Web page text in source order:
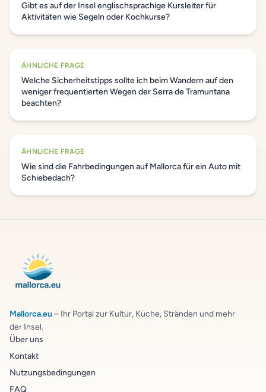
Gibt es auf der Insel englischsprachige Kursleiter für
Aktivitäten wie Segeln oder Kochkurse?
ÄHNLICHE FRAGE
Welche Sicherheitstipps sollte ich beim Wandern auf den
weniger frequentierten Wegen der Serra de Tramuntana
beachten?
ÄHNLICHE FRAGE
Wie sind die Fahrbedingungen auf Mallorca für ein Auto mit
Schiebedach?
Mallorca.eu – Ihr Portal zur Kultur, Küche, Stränden und mehr
der Insel.
Über uns
Kontakt
Nutzungsbedingungen
FAQ